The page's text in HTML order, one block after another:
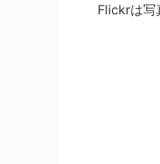
Flickrは写